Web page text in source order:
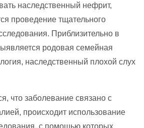
наследственный нефрит,
проведение тщательного
Приблизительно в
родовая семейная
наследственный плохой слух
что заболевание связано с
происходит использование
с помощью которых